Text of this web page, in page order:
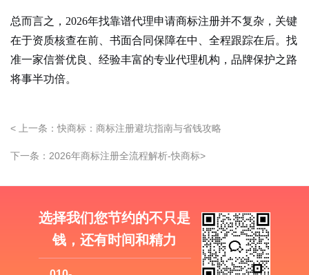
总而言之， 2026年找靠谱代理申请商标注册并不复杂，关键
在于资质核查在前、书面合同保障在中、全程跟踪在后。找
准一家信誉优良、经验丰富的专业代理机构，品牌保护之路
将事半功倍。
< 上一条：快商标：商标注册避坑指南与省钱攻略
下一条：2026年商标注册全流程解析-快商标>
选择我们您节约的不只是
钱，还有时间和精力